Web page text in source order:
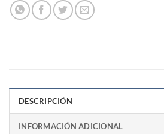
DESCRIPCIÓN
INFORMACIÓN ADICIONAL